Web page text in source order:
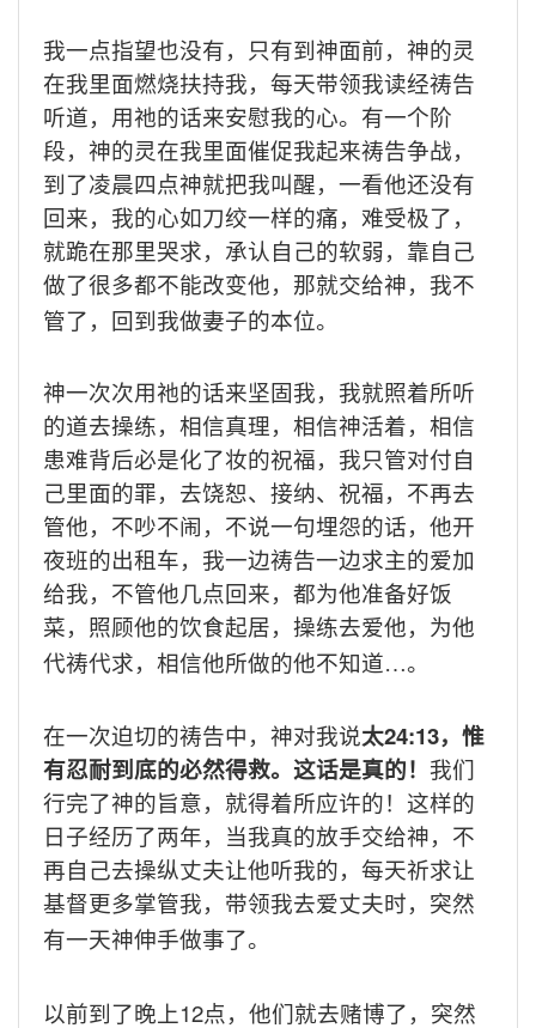
我一点指望也没有，只有到神面前，神的灵
在我里面燃烧扶持我，每天带领我读经祷告
听道，用祂的话来安慰我的心。有一个阶
段，神的灵在我里面催促我起来祷告争战，
到了凌晨四点神就把我叫醒，一看他还没有
回来，我的心如刀绞一样的痛，难受极了，
就跪在那里哭求，承认自己的软弱，靠自己
做了很多都不能改变他，那就交给神，我不
管了，回到我做妻子的本位。
神一次次用祂的话来坚固我，我就照着所听
的道去操练，相信真理，相信神活着，相信
患难背后必是化了妆的祝福，我只管对付自
己里面的罪，去饶恕、接纳、祝福，不再去
管他，不吵不闹，不说一句埋怨的话，他开
夜班的出租车，我一边祷告一边求主的爱加
给我，不管他几点回来，都为他准备好饭
菜，照顾他的饮食起居，操练去爱他，为他
代祷代求，相信他所做的他不知道…。
在一次迫切的祷告中，神对我说太24:13，惟
有忍耐到底的必然得救。这话是真的！ 我们
行完了神的旨意，就得着所应许的！这样的
日子经历了两年，当我真的放手交给神，不
再自己去操纵丈夫让他听我的，每天祈求让
基督更多掌管我，带领我去爱丈夫时，突然
有一天神伸手做事了。
以前到了晚上12点，他们就去赌博了，突然